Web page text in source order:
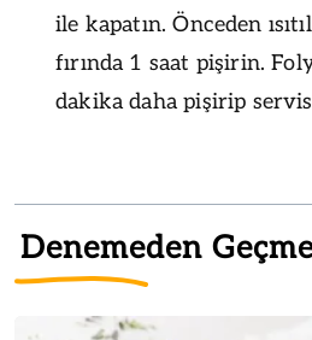
ile kapatın. Önceden
fırında 1 saat pişirin.
dakika daha pişirip
Denemeden